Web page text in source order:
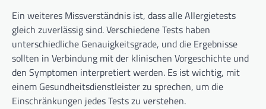
Ein weiteres Missverständnis ist, dass alle Allergietests
gleich zuverlässig sind. Verschiedene Tests haben
unterschiedliche Genauigkeitsgrade, und die Ergebnisse
sollten in Verbindung mit der klinischen Vorgeschichte und
den Symptomen interpretiert werden. Es ist wichtig, mit
einem Gesundheitsdienstleister zu sprechen, um die
Einschränkungen jedes Tests zu verstehen.